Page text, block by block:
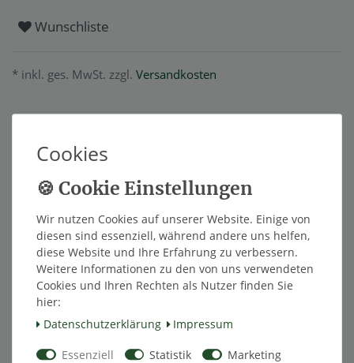
Wunschliste
* inkl. ges. MwSt. zzgl. Versandkosten
Beschreibung
Technische Daten
Weitere Details
EU-Verantwortlicher
Hersteller
Cookies
Wir nutzen Cookies auf unserer Website. Einige von
diesen sind essenziell, während andere uns helfen,
diese Website und Ihre Erfahrung zu verbessern.
Weitere Informationen zu den von uns verwendeten
Cookies und Ihren Rechten als Nutzer finden Sie
hier:
Daten­schutz­erklärung
Impressum
Essenziell Statistik Marketing